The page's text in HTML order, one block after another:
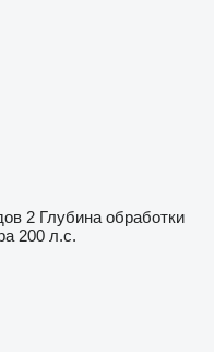
2 Глубина обработки
200 л.с.